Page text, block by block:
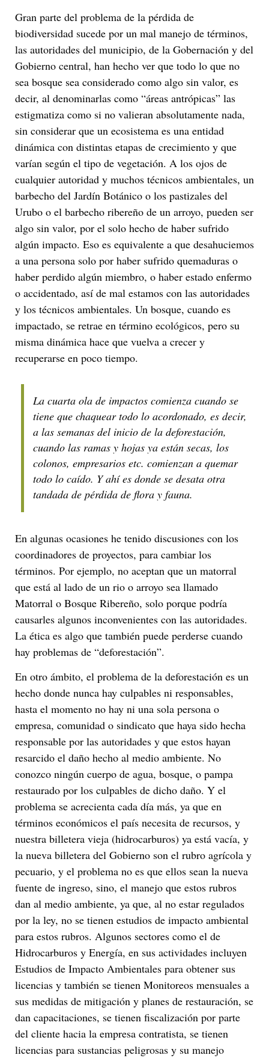
Gran parte del problema de la pérdida de
biodiversidad sucede por un mal manejo de términos,
las autoridades del municipio, de la Gobernación y del
Gobierno central, han hecho ver que todo lo que no
sea bosque sea considerado como algo sin valor, es
decir, al denominarlas como “áreas antrópicas” las
estigmatiza como si no valieran absolutamente nada,
sin considerar que un ecosistema es una entidad
dinámica con distintas etapas de crecimiento y que
varían según el tipo de vegetación. A los ojos de
cualquier autoridad y muchos técnicos ambientales, un
barbecho del Jardín Botánico o los pastizales del
Urubo o el barbecho ribereño de un arroyo, pueden ser
algo sin valor, por el solo hecho de haber sufrido
algún impacto. Eso es equivalente a que desahuciemos
a una persona solo por haber sufrido quemaduras o
haber perdido algún miembro, o haber estado enfermo
o accidentado, así de mal estamos con las autoridades
y los técnicos ambientales. Un bosque, cuando es
impactado, se retrae en término ecológicos, pero su
misma dinámica hace que vuelva a crecer y
recuperarse en poco tiempo.
La cuarta ola de impactos comienza cuando se
tiene que chaquear todo lo acordonado, es decir,
a las semanas del inicio de la deforestación,
cuando las ramas y hojas ya están secas, los
colonos, empresarios etc. comienzan a quemar
todo lo caído. Y ahí es donde se desata otra
tandada de pérdida de flora y fauna.
En algunas ocasiones he tenido discusiones con los
coordinadores de proyectos, para cambiar los
términos. Por ejemplo, no aceptan que un matorral
que está al lado de un rio o arroyo sea llamado
Matorral o Bosque Ribereño, solo porque podría
causarles algunos inconvenientes con las autoridades.
La ética es algo que también puede perderse cuando
hay problemas de “deforestación”.
En otro ámbito, el problema de la deforestación es un
hecho donde nunca hay culpables ni responsables,
hasta el momento no hay ni una sola persona o
empresa, comunidad o sindicato que haya sido hecha
responsable por las autoridades y que estos hayan
resarcido el daño hecho al medio ambiente. No
conozco ningún cuerpo de agua, bosque, o pampa
restaurado por los culpables de dicho daño. Y el
problema se acrecienta cada día más, ya que en
términos económicos el país necesita de recursos, y
nuestra billetera vieja (hidrocarburos) ya está vacía, y
la nueva billetera del Gobierno son el rubro agrícola y
pecuario, y el problema no es que ellos sean la nueva
fuente de ingreso, sino, el manejo que estos rubros
dan al medio ambiente, ya que, al no estar regulados
por la ley, no se tienen estudios de impacto ambiental
para estos rubros. Algunos sectores como el de
Hidrocarburos y Energía, en sus actividades incluyen
Estudios de Impacto Ambientales para obtener sus
licencias y también se tienen Monitoreos mensuales a
sus medidas de mitigación y planes de restauración, se
dan capacitaciones, se tienen fiscalización por parte
del cliente hacia la empresa contratista, se tienen
licencias para sustancias peligrosas y su manejo